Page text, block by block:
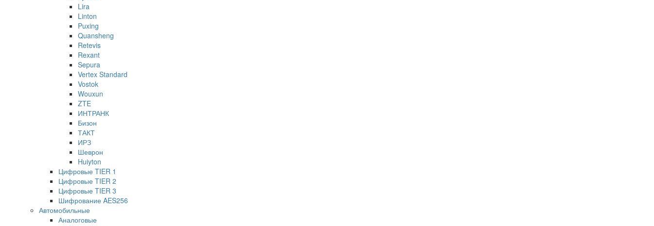
Lira
Linton
Puxing
Quansheng
Retevis
Rexant
Sepura
Vertex Standard
Vostok
Wouxun
ZTE
ИНТРАНК
Бизон
ТАКТ
ИРЗ
Шеврон
Huiyton
Цифровые TIER 1
Цифровые TIER 2
Цифровые TIER 3
Шифрование AES256
Автомобильные
Аналоговые